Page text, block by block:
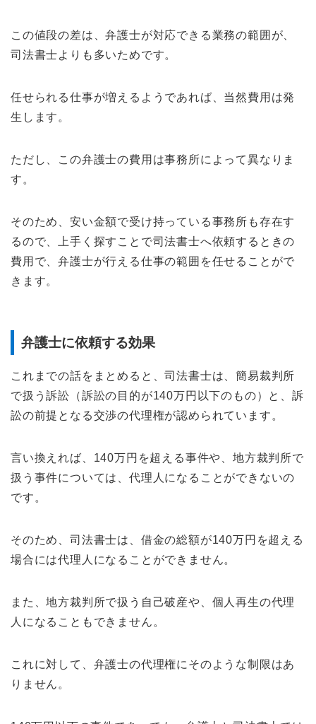
この値段の差は、弁護士が対応できる業務の範囲が、
司法書士よりも多いためです。
任せられる仕事が増えるようであれば、当然費用は発
生します。
ただし、この弁護士の費用は事務所によって異なりま
す。
そのため、安い金額で受け持っている事務所も存在す
るので、上手く探すことで司法書士へ依頼するときの
費用で、弁護士が行える仕事の範囲を任せることがで
きます。
弁護士に依頼する効果
これまでの話をまとめると、司法書士は、簡易裁判所
で扱う訴訟（訴訟の目的が140万円以下のもの）と、訴
訟の前提となる交渉の代理権が認められています。
言い換えれば、140万円を超える事件や、地方裁判所で
扱う事件については、代理人になることができないの
です。
そのため、司法書士は、借金の総額が140万円を超える
場合には代理人になることができません。
また、地方裁判所で扱う自己破産や、個人再生の代理
人になることもできません。
これに対して、弁護士の代理権にそのような制限はあ
りません。